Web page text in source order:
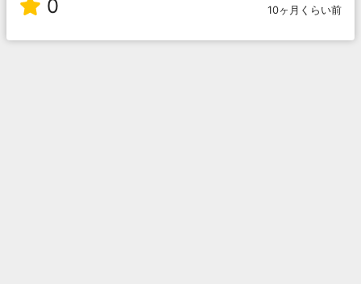
0 10ヶ月くらい前